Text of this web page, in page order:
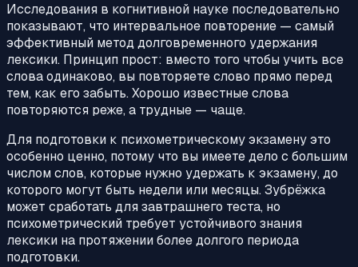
Исследования в когнитивной науке последовательно
показывают, что интервальное повторение — самый
эффективный метод долговременного удержания
лексики. Принцип прост: вместо того чтобы учить все
слова одинаково, вы повторяете слово прямо перед
тем, как его забыть. Хорошо известные слова
повторяются реже, а трудные — чаще.
Для подготовки к психометрическому экзамену это
особенно ценно, потому что вы имеете дело с большим
числом слов, которые нужно удержать к экзамену, до
которого могут быть недели или месяцы. Зубрёжка
может сработать для завтрашнего теста, но
психометрический требует устойчивого знания
лексики на протяжении более долгого периода
подготовки.